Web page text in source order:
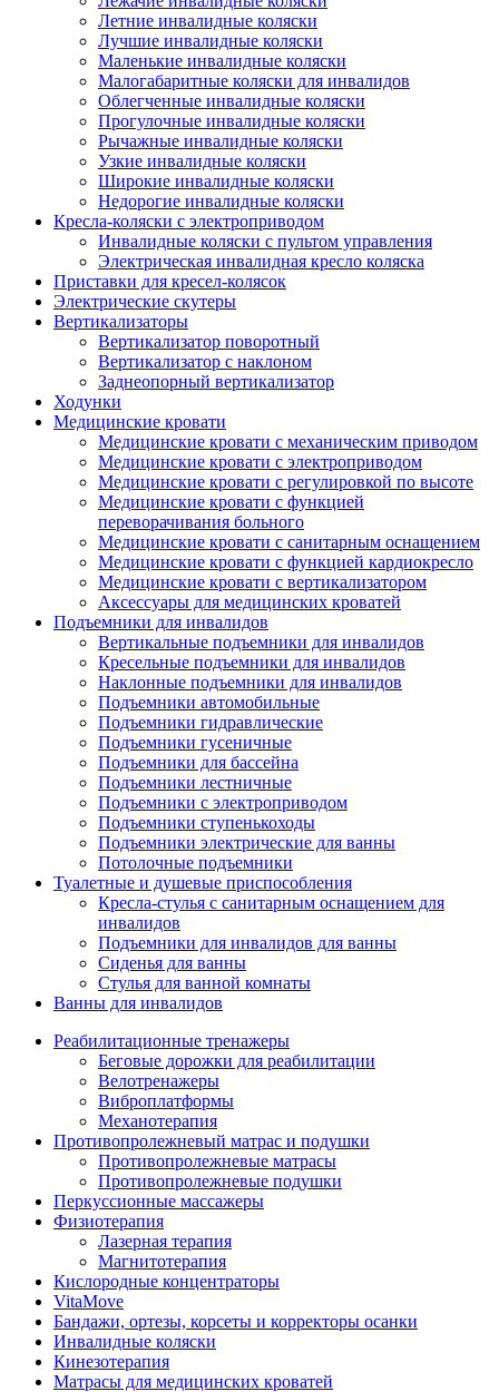
Летние инвалидные коляски
Лучшие инвалидные коляски
Маленькие инвалидные коляски
Малогабаритные коляски для инвалидов
Облегченные инвалидные коляски
Прогулочные инвалидные коляски
Рычажные инвалидные коляски
Узкие инвалидные коляски
Широкие инвалидные коляски
Недорогие инвалидные коляски
Кресла-коляски с электроприводом
Инвалидные коляски с пультом управления
Электрическая инвалидная кресло коляска
Приставки для кресел-колясок
Электрические скутеры
Вертикализаторы
Вертикализатор поворотный
Вертикализатор с наклоном
Заднеопорный вертикализатор
Ходунки
Медицинские кровати
Медицинские кровати с механическим приводом
Медицинские кровати с электроприводом
Медицинские кровати с регулировкой по высоте
Медицинские кровати с функцией
переворачивания больного
Медицинские кровати с санитарным оснащением
Медицинские кровати с функцией кардиокресло
Медицинские кровати с вертикализатором
Аксессуары для медицинских кроватей
Подъемники для инвалидов
Вертикальные подъемники для инвалидов
Кресельные подъемники для инвалидов
Наклонные подъемники для инвалидов
Подъемники автомобильные
Подъемники гидравлические
Подъемники гусеничные
Подъемники для бассейна
Подъемники лестничные
Подъемники с электроприводом
Подъемники ступенькоходы
Подъемники электрические для ванны
Потолочные подъемники
Туалетные и душевые приспособления
Кресла-стулья с санитарным оснащением для
инвалидов
Подъемники для инвалидов для ванны
Сиденья для ванны
Стулья для ванной комнаты
Ванны для инвалидов
Реабилитационные тренажеры
Беговые дорожки для реабилитации
Велотренажеры
Виброплатформы
Механотерапия
Противопролежневый матрас и подушки
Противопролежневые матрасы
Противопролежневые подушки
Перкуссионные массажеры
Физиотерапия
Лазерная терапия
Магнитотерапия
Кислородные концентраторы
VitaMove
Бандажи, ортезы, корсеты и корректоры осанки
Инвалидные коляски
Кинезотерапия
Матрасы для медицинских кроватей